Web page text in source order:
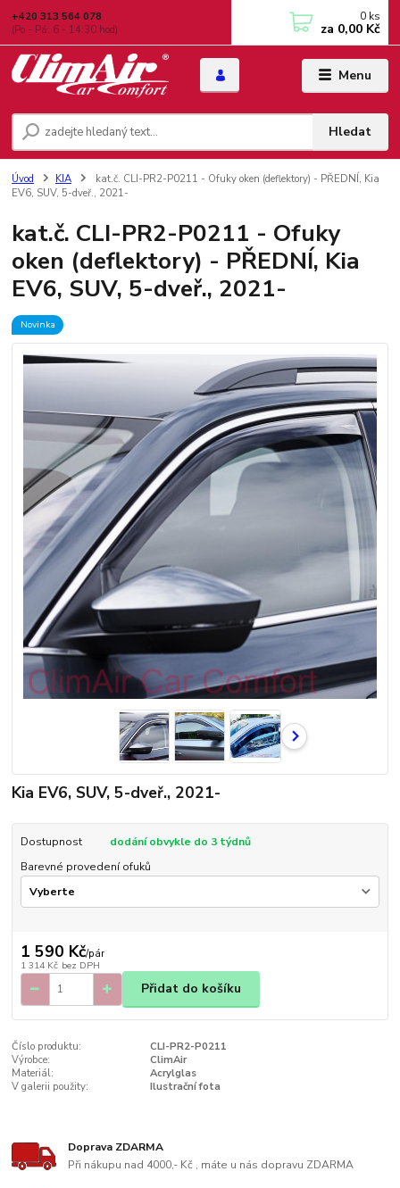
Menu
Hledat
+420 313 564 078
(Po - Pá: 6 - 14:30 hod)
0 ks
za 0,00 Kč
Úvod KIA
kat.č. CLI-PR2-P0211 - Ofuky oken (deflektory) - PŘEDNÍ, Kia
EV6, SUV, 5-dveř., 2021-
kat.č. CLI-PR2-P0211 - Ofuky
oken (deflektory) - PŘEDNÍ, Kia
EV6, SUV, 5-dveř., 2021-
Novinka
Kia EV6, SUV, 5-dveř., 2021-
Dostupnost
dodání obvykle do 3 týdnů
Barevné provedení ofuků
1 590 Kč/pár
1 314 Kč bez DPH
Přidat do košíku
Číslo produktu:
CLI-PR2-P0211
Výrobce:
ClimAir
Materiál:
Acrylglas
V galerii použity:
Ilustrační fota
Doprava ZDARMA
Při nákupu nad 4000,- Kč , máte u nás dopravu ZDARMA